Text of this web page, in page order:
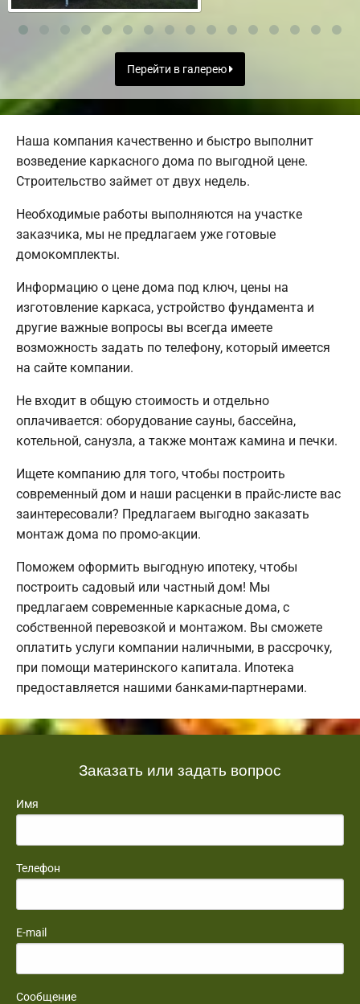
Перейти в галерею
Наша компания качественно и быстро выполнит
возведение каркасного дома по выгодной цене.
Строительство займет от двух недель.
Необходимые работы выполняются на участке
заказчика, мы не предлагаем уже готовые
домокомплекты.
Информацию о цене дома под ключ, цены на
изготовление каркаса, устройство фундамента и
другие важные вопросы вы всегда имеете
возможность задать по телефону, который имеется
на сайте компании.
Не входит в общую стоимость и отдельно
оплачивается: оборудование сауны, бассейна,
котельной, санузла, а также монтаж камина и печки.
Ищете компанию для того, чтобы построить
современный дом и наши расценки в прайс-листе вас
заинтересовали? Предлагаем выгодно заказать
монтаж дома по промо-акции.
Поможем оформить выгодную ипотеку, чтобы
построить садовый или частный дом! Мы
предлагаем современные каркасные дома, с
собственной перевозкой и монтажом. Вы сможете
оплатить услуги компании наличными, в рассрочку,
при помощи материнского капитала. Ипотека
предоставляется нашими банками-партнерами.
Заказать или задать вопрос
Имя
Телефон
E-mail
Сообщение